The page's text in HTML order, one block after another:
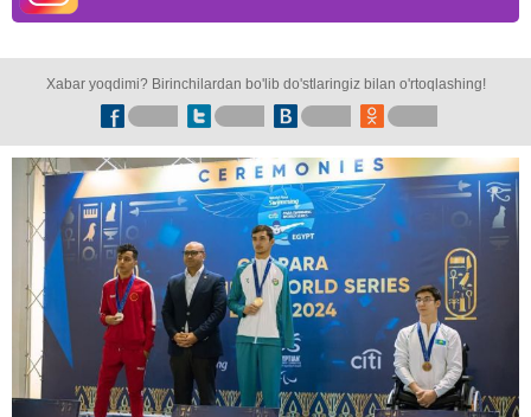
Xabar yoqdimi? Birinchilardan bo'lib do'stlaringiz bilan o'rtoqlashing!